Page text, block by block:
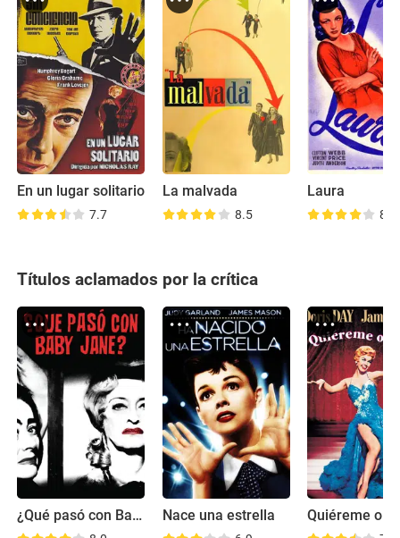
En un lugar solitario
7.7
La malvada
8.5
Laura
8.2
Títulos aclamados por la crítica
¿Qué pasó con Baby Jane? Nace una estrella Quiéreme o